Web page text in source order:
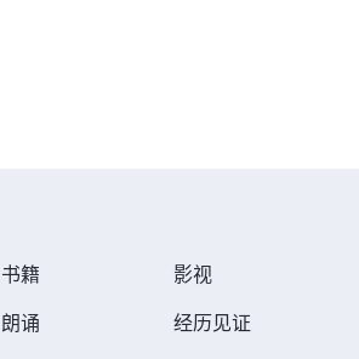
书籍
影视
朗诵
经历见证